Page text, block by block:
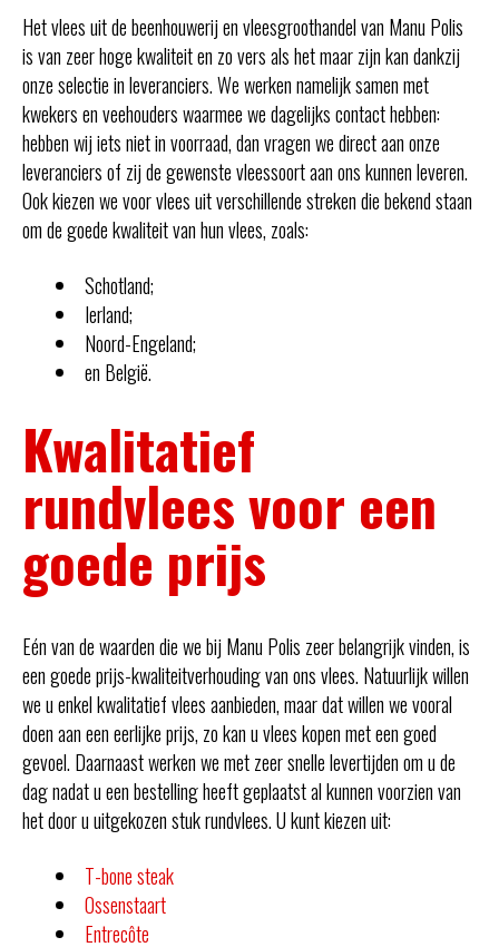
Het vlees uit de beenhouwerij en vleesgroothandel van Manu Polis
is van zeer hoge kwaliteit en zo vers als het maar zijn kan dankzij
onze selectie in leveranciers. We werken namelijk samen met
kwekers en veehouders waarmee we dagelijks contact hebben:
hebben wij iets niet in voorraad, dan vragen we direct aan onze
leveranciers of zij de gewenste vleessoort aan ons kunnen leveren.
Ook kiezen we voor vlees uit verschillende streken die bekend staan
om de goede kwaliteit van hun vlees, zoals:
Schotland;
Ierland;
Noord-Engeland;
en België.
Kwalitatief
rundvlees voor een
goede prijs
Eén van de waarden die we bij Manu Polis zeer belangrijk vinden, is
een goede prijs-kwaliteitverhouding van ons vlees. Natuurlijk willen
we u enkel kwalitatief vlees aanbieden, maar dat willen we vooral
doen aan een eerlijke prijs, zo kan u vlees kopen met een goed
gevoel. Daarnaast werken we met zeer snelle levertijden om u de
dag nadat u een bestelling heeft geplaatst al kunnen voorzien van
het door u uitgekozen stuk rundvlees. U kunt kiezen uit:
T-bone steak
Ossenstaart
Entrecôte